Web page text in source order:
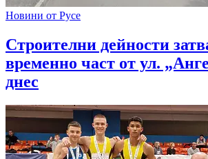
Новини от Русе
Строителни дейности
временно част от ул.
днес